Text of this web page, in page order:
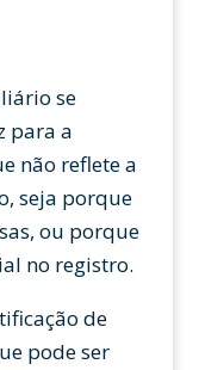
se
para a
não reflete a
seja porque
ou porque
no registro.
de
pode ser